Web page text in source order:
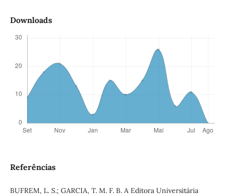
Downloads
Referências
BUFREM, L. S.; GARCIA, T. M. F. B. A Editora Universitária